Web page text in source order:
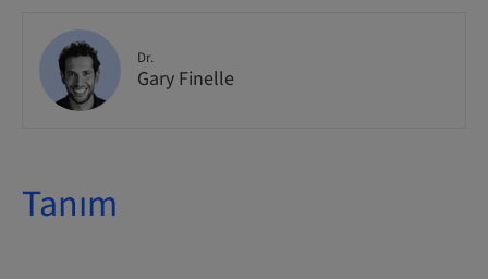
Dr.
Gary Finelle
Tanım